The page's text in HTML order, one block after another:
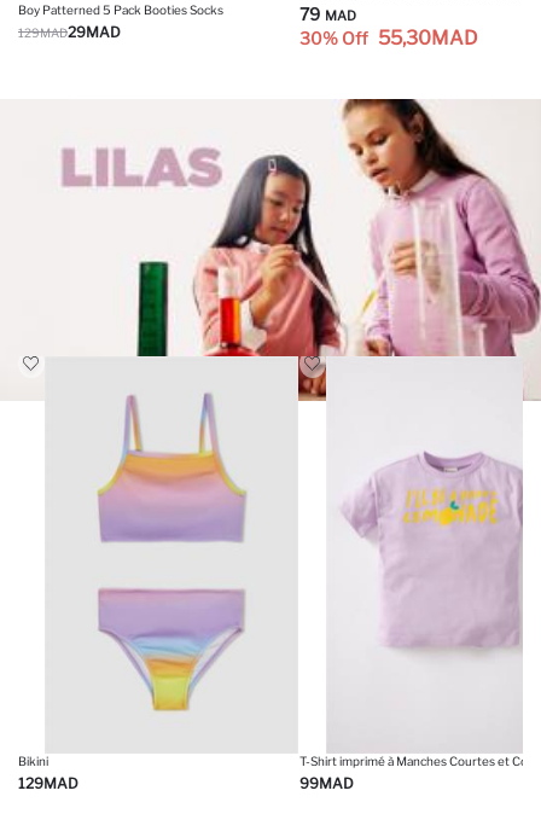
Boy Patterned 5 Pack Booties Socks
129MAD29MAD
79 MAD
30% Off 55,30MAD
Bikini
129MAD 99MAD